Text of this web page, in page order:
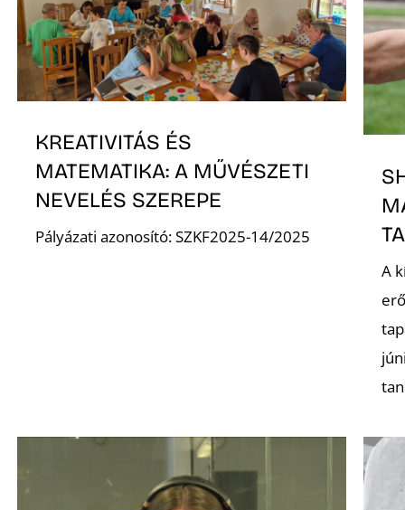
KREATIVITÁS ÉS
MATEMATIKA: A MŰVÉSZETI
NEVELÉS SZEREPE
Pályázati azonosító: SZKF2025-14/2025
A